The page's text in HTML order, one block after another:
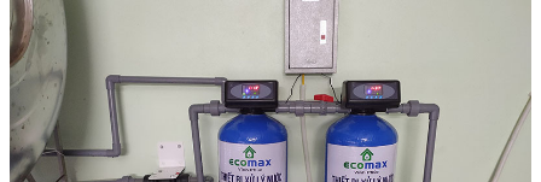
Sản phẩm
Lọc tổng biệt thự
Lọc nước giếng khoan
Lọc tổng sinh hoạt
Đèn UV diệt khuẩn
Máy lọc nước gia đình